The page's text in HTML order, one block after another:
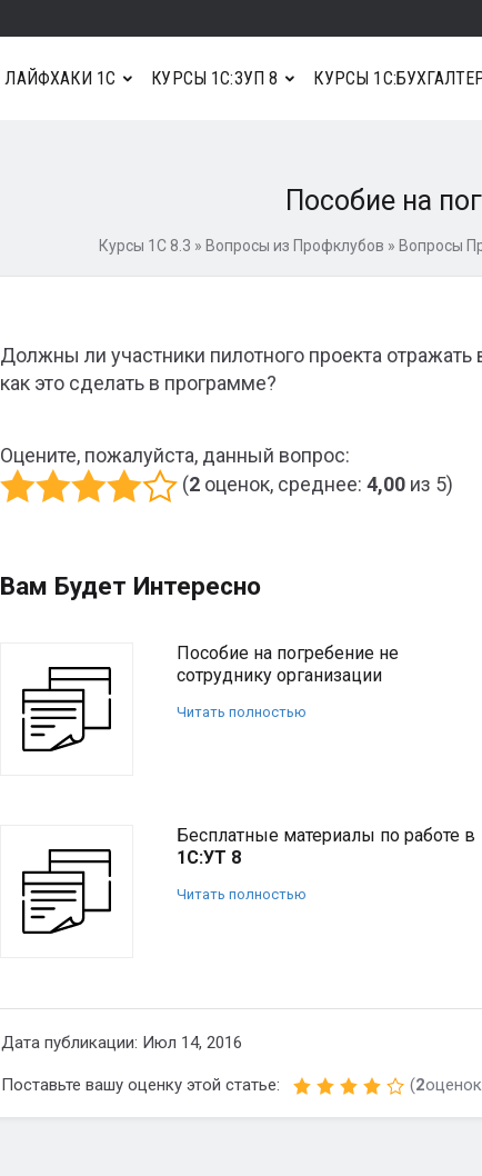
ЛАЙФХАКИ 1С КУРСЫ 1С:ЗУП 8 КУРСЫ
Пособие на
Курсы 1С 8.3 » Вопросы из Профклубов » Вопросы
Должны ли участники пилотного проекта
как это сделать в программе?
Оцените, пожалуйста, данный вопрос:
(2 оценок, среднее: 4,00 из 5)
Вам Будет Интересно
Пособие на погребение не
сотруднику организации
Читать полностью
Бесплатные материалы по работе в
1С:УТ 8
Читать полностью
Дата публикации: Июл 14, 2016
Поставьте вашу оценку этой статье: (2